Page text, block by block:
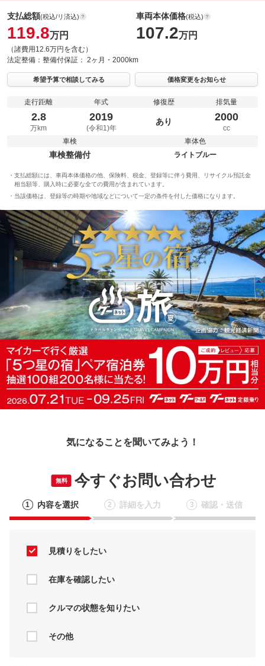
支払総額(税込/リ済込)
119.8万円
（諸費用12.6万円を含む）
車両本体価格(税込)
107.2万円
法定整備： 整備付保証： 2ヶ月・2000km
希望予算で相談してみる 価格変更をお知らせ
走行距離
2.8
万km
年式
2019
(令和1)年
修復歴
あり
排気量
2000
cc
車検
車検整備付
車体色
ライトブルー
支払総額には、車両本体価格の他、保険料、税金、登録等に伴う費用、リサイクル預託金
相当額等、購入時に必要な全ての費用が含まれています。
当該価格は、登録等の時期や地域などについて一定の条件を付した価格になります。
気になることを聞いてみよう！
無料 今すぐお問い合わせ
1 内容を選択 2 詳細を入力 3 確認・送信
見積りをしたい
在庫を確認したい
クルマの状態を知りたい
その他